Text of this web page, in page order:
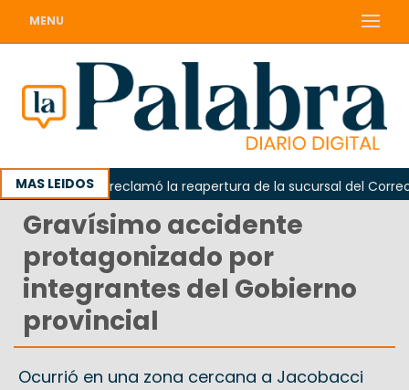
MENU
MAS LEIDOS
Odarda reclamó la reapertura de la sucursal del Correo
Gravísimo accidente
protagonizado por
integrantes del Gobierno
provincial
Ocurrió en una zona cercana a Jacobacci